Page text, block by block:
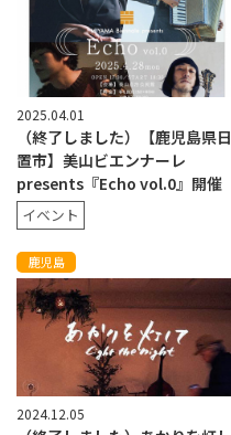
2025.04.01
（終了しました）【鹿児島県日
置市】美山ビエンナーレ
presents『Echo vol.0』開催
イベント
鹿児島
2024.12.05